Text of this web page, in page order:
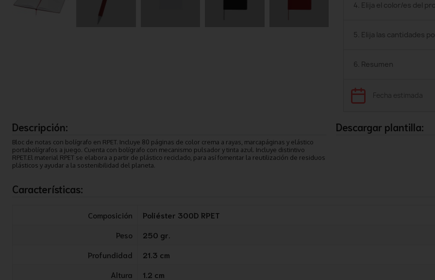
4. Elija el color/es del
5. Elija las cantidades
6. Resumen
Fecha estimada
Descripción:
Bloc de notas con bolígrafo en RPET. Incluye 80 páginas de color crema a rayas, marcapáginas y elástico
portabolígrafos a juego. Cuenta con bolígrafo con mecanismo pulsador y tinta azul. Incluye distintivo
RPET.El material RPET se elabora a partir de plástico reciclado, para así fomentar la reutilización de residuos
plásticos y ayudar a la sostenibilidad del planeta.
Descargar plantilla:
Características:
Composición
Poliéster 300D RPET
Peso
250 gr.
Profundidad
21.3 cm
Altura
1.2 cm